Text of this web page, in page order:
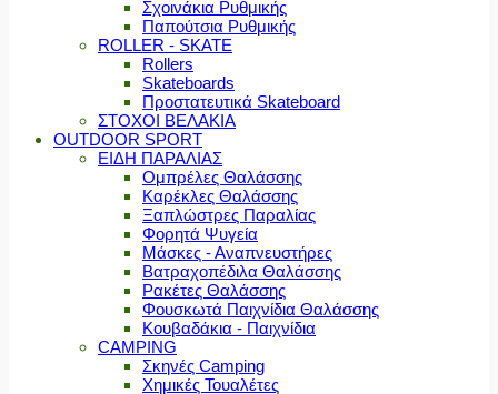
Σχοινάκια Ρυθμικής
Παπούτσια Ρυθμικής
ROLLER - SKATE
Rollers
Skateboards
Προστατευτικά Skateboard
ΣΤΟΧΟΙ ΒΕΛΑΚΙΑ
OUTDOOR SPORT
ΕΙΔΗ ΠΑΡΑΛΙΑΣ
Ομπρέλες Θαλάσσης
Καρέκλες Θαλάσσης
Ξαπλώστρες Παραλίας
Φορητά Ψυγεία
Μάσκες - Αναπνευστήρες
Βατραχοπέδιλα Θαλάσσης
Ρακέτες Θαλάσσης
Φουσκωτά Παιχνίδια Θαλάσσης
Κουβαδάκια - Παιχνίδια
CAMPING
Σκηνές Camping
Χημικές Τουαλέτες